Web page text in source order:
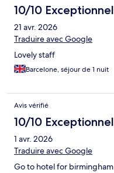
10/10 Exceptionnel
21 avr. 2026
Traduire avec Google
Lovely staff
Barcelone, séjour de 1 nuit
Avis vérifié
10/10 Exceptionnel
1 avr. 2026
Traduire avec Google
Go to hotel for birmingham